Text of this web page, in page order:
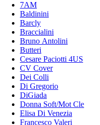
7AM
Baldinini
Barcly
Braccialini
Bruno Antolini
Butteri
Cesare Paciotti 4US
CV Cover
Dei Colli
Di Gregorio
DiGiada
Donna Soft/Mot Cle
Elisa Di Venezia
Francesco Valeri